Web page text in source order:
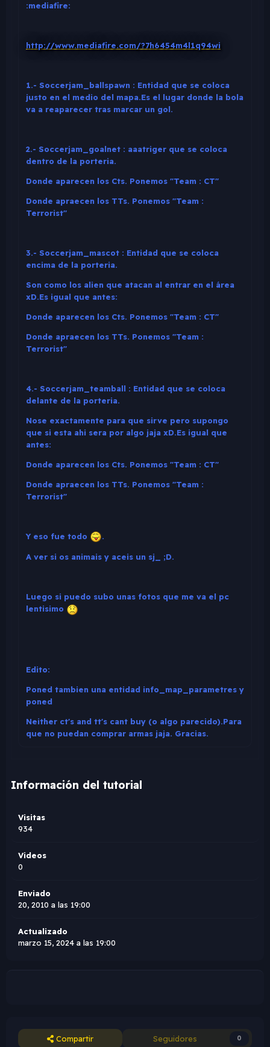
:mediafire:
http://www.mediafire.com/?7h6454m4l1q94wi
1.- Soccerjam_ballspawn : Entidad que se coloca
justo en el medio del mapa.Es el lugar donde la bola
va a reaparecer tras marcar un gol.
2.- Soccerjam_goalnet : aaatriger que se coloca
dentro de la porteria.
Donde aparecen los Cts. Ponemos "Team : CT"
Donde apraecen los TTs. Ponemos "Team :
Terrorist"
3.- Soccerjam_mascot : Entidad que se coloca
encima de la porteria.
Son como los alien que atacan al entrar en el área
xD.Es igual que antes:
Donde aparecen los Cts. Ponemos "Team : CT"
Donde apraecen los TTs. Ponemos "Team :
Terrorist"
4.- Soccerjam_teamball : Entidad que se coloca
delante de la porteria.
Nose exactamente para que sirve pero supongo
que si esta ahi sera por algo jaja xD.Es igual que
antes:
Donde aparecen los Cts. Ponemos "Team : CT"
Donde apraecen los TTs. Ponemos "Team :
Terrorist"
Y eso fue todo .
A ver si os animais y aceis un sj_ ;D.
Luego si puedo subo unas fotos que me va el pc
lentisimo
Edito:
Poned tambien una entidad info_map_parametres y
poned
Neither ct's and tt's cant buy (o algo parecido).Para
que no puedan comprar armas jaja. Gracias.
Información del tutorial
Visitas
934
Videos
0
Enviado
20, 2010 a las 19:00
Actualizado
marzo 15, 2024 a las 19:00
Compartir Seguidores 0